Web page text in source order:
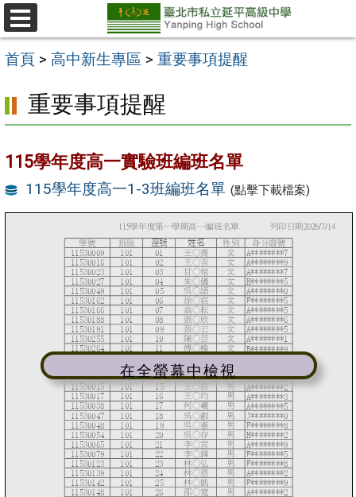
跳
至
主
容
區
選
單
首頁 > 高中新生專區 > 重要事項提醒
重要事項提醒
115學年度高一實驗班編班名單
115學年度高一1-3班編班名單 (點擊下載檔案)
在全螢幕中檢視